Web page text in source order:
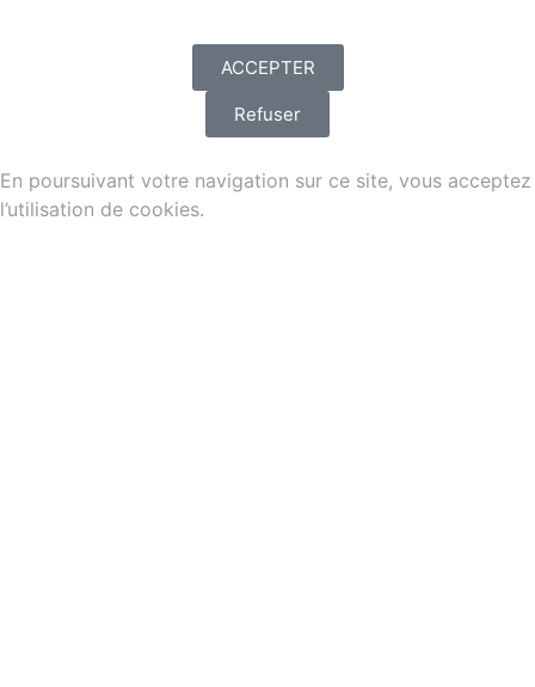
ACCEPTER
Refuser
En poursuivant votre navigation sur ce site, vous acceptez
l’utilisation de cookies.